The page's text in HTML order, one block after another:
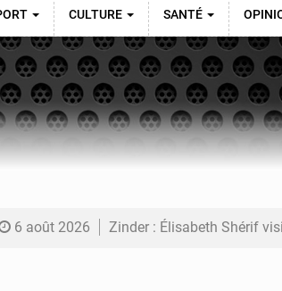
CULTURE SANTÉ
6 août 2026 Zinder : Élisabeth Shérif